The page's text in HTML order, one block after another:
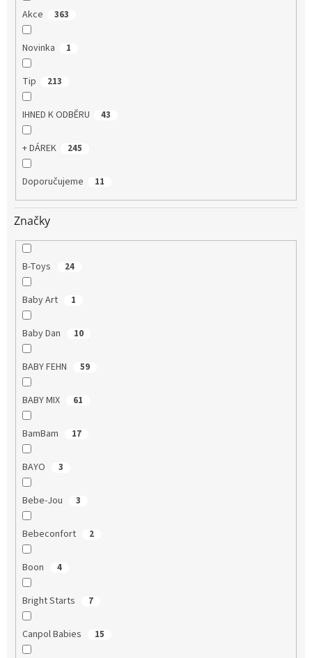
Akce 363
Novinka 1
Tip 213
IHNED K ODBĚRU 43
+ DÁREK 245
Doporučujeme 11
Značky
B-Toys 24
Baby Art 1
Baby Dan 10
BABY FEHN 59
BABY MIX 61
BamBam 17
BAYO 3
Bebe-Jou 3
Bebeconfort 2
Boon 4
Bright Starts 7
Canpol Babies 15